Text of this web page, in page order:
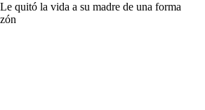
quitó la vida a su madre de una forma